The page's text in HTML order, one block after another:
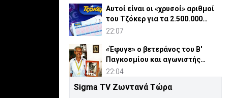
Αυτοί είναι οι «χρυσοί» αριθμοί
του Τζόκερ για τα 2.500.000
ευρώ
22:07
«Έφυγε» ο βετεράνος του Β'
Παγκοσμίου και αγωνιστής
ΕΟΚΑ, Παύλος Μ. Κασάπης
22:04
«Όχι» 9 χωρών σε ισχυρισμό
Sigma TV Ζωντανά Τώρα